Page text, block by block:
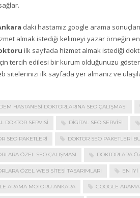
daki hastamız google arama
almak istediği kelimeyi yazar örneğin
ilk sayfada hizmet almak istediği
tercih edilesi bir kurum olduğunuzu
sitelerinizi ilk sayfada yer almanız ve
HASTANESI DOKTORLARINA SEO ÇALIŞMASI
DOKTOR SERVISI DIGITAL SEO SERVISI
SEO PAKETLERI DOKTOR SEO PAKETLERI
ÖZEL SEO ÇALIŞMASI DOKTORLARA
ÖZEL WEB SITESI TASARIMLARI EN IYI
ARAMA MOTORU ANKARA GOOGLE